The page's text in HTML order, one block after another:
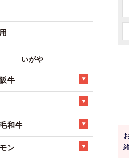
いがや
牛
和牛
ン